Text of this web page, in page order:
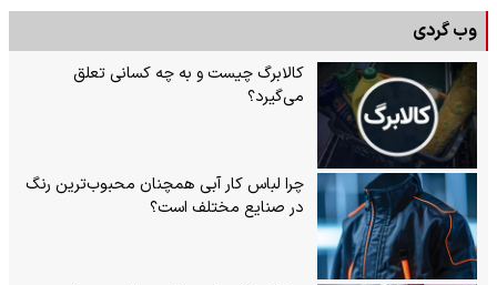
وب گردی
کالابرگ چیست و به چه کسانی تعلق
می‌گیرد؟
چرا لباس کار آبی همچنان محبوب‌ترین رنگ
در صنایع مختلف است؟